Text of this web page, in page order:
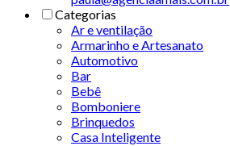
Categorias
Ar e ventilação
Armarinho e Artesanato
Automotivo
Bar
Bebê
Bomboniere
Brinquedos
Casa Inteligente